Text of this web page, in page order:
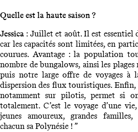
Quelle est la haute saison ?
Jessica : Juillet et août. Il est essentiel
car les capacités sont limitées, en
courues. Avantage : la population
nombre de bungalows, ainsi les plages
puis notre large offre de voyages à
dispersion des flux touristiques. Enfin,
notamment sur pilotis, permet si
totalement. C’est le voyage d’une
jeunes amoureux, grandes
chacun sa Polynésie ! ”